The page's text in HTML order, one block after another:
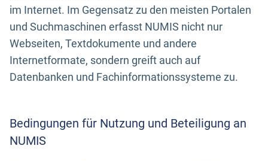
im Internet. Im Gegensatz zu den meisten Portalen
und Suchmaschinen erfasst NUMIS nicht nur
Webseiten, Textdokumente und andere
Internetformate, sondern greift auch auf
Datenbanken und Fachinformationssysteme zu.
Bedingungen für Nutzung und Beteiligung an
NUMIS